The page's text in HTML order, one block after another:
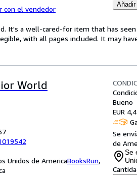
con el vendedor
It's a well-cared-for item that has
with all pages included. It may
World
Unidos de AmericaBooksRun,
Bueno
EUR
Se
de
Se